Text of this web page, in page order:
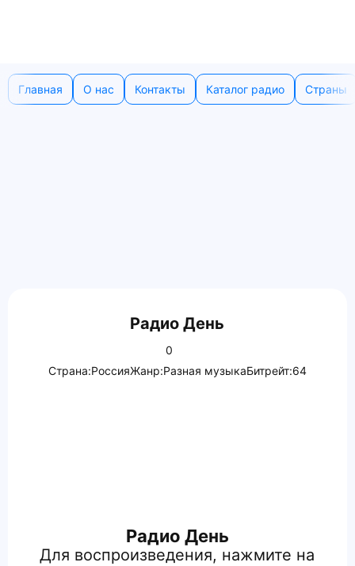
Главная О нас Контакты Каталог радио Страны
Радио День
0
Страна:РоссияЖанр:Разная музыкаБитрейт:64
Радио День
Для воспроизведения, нажмите на